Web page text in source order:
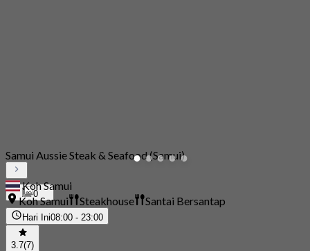
0
Samui Aussie Steak & Seafood (Samui)
Koh Samui
Koh Samui
Steakhouse Santai Bersantap
Hari Ini08:00 - 23:00
3.7(7)